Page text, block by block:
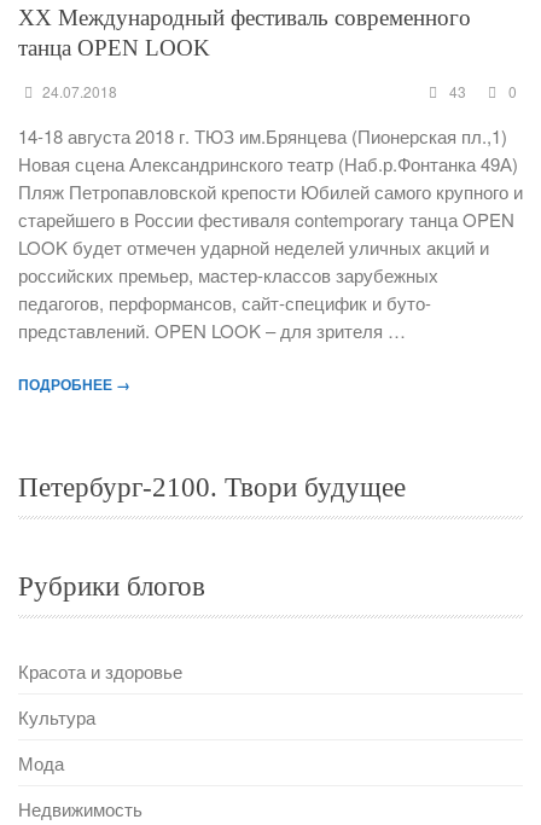
XX Международный фестиваль современного
танца OPEN LOOK
24.07.2018 43 0
14-18 августа 2018 г. ТЮЗ им.Брянцева (Пионерская пл.,1)
Новая сцена Александринского театр (Наб.р.Фонтанка 49А)
Пляж Петропавловской крепости Юбилей самого крупного и
старейшего в России фестиваля contemporary танца OPEN
LOOK будет отмечен ударной неделей уличных акций и
российских премьер, мастер-классов зарубежных
педагогов, перформансов, сайт-специфик и буто-
представлений. OPEN LOOK – для зрителя …
ПОДРОБНЕЕ →
Петербург-2100. Твори будущее
Рубрики блогов
Красота и здоровье
Культура
Мода
Недвижимость